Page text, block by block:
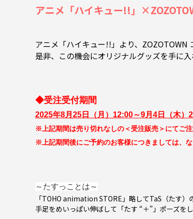
アニメ「ハイキュー!!」
アニメ「ハイキュー!!」より、ZOZOTOWN
是非、この機会にオリジナルグッズを手に入
◆受注受付期間
2025年8月25日（月）12:00～9月4日（木）
※上記期間は売り切れなしの＜受注販売＞にてご注
※上記期間後にご予約のお客様につきましては、
～たすっことは～
「TOHO animation STORE」略してTaS（たす）
手足をめいっぱい伸ばして「たす “＋”」ポーズを